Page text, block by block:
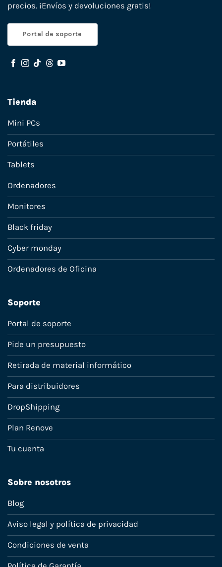
precios. ¡Envíos y devoluciones gratis!
Portal de soporte
Tienda
Mini PCs
Portátiles
Tablets
Ordenadores
Monitores
Black friday
Cyber monday
Ordenadores de Oficina
Soporte
Portal de soporte
Pide un presupuesto
Retirada de material informático
Para distribuidores
DropShipping
Plan Renove
Tu cuenta
Sobre nosotros
Blog
Aviso legal y política de privacidad
Condiciones de venta